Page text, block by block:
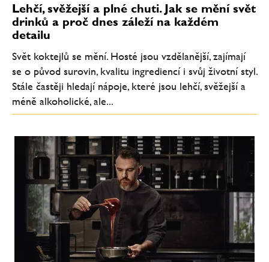
Lehčí, svěžejší a plné chuti. Jak se mění svět
drinků a proč dnes záleží na každém
detailu
Svět koktejlů se mění. Hosté jsou vzdělanější, zajímají
se o původ surovin, kvalitu ingrediencí i svůj životní styl.
Stále častěji hledají nápoje, které jsou lehčí, svěžejší a
méně alkoholické, ale...